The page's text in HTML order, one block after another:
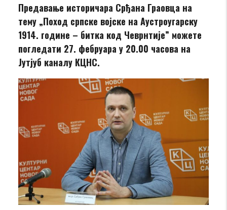
Предавање историчара Срђана Граовца на
тему „Поход српске војске на Аустроугарску
1914. године – битка код Чеврнтије” можете
погледати 27. фебруара у 20.00 часова на
Јутјуб каналу КЦНС.